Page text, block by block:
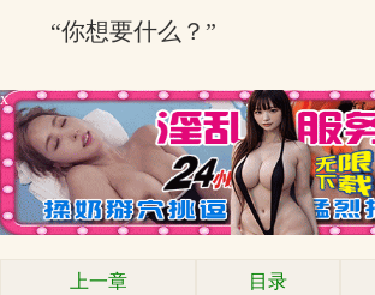
“你想要什么？”
x
上一章 目录